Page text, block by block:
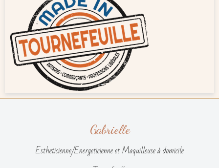
Gabrielle
Estheticienne/Energeticienne et Maquilleuse à domicile